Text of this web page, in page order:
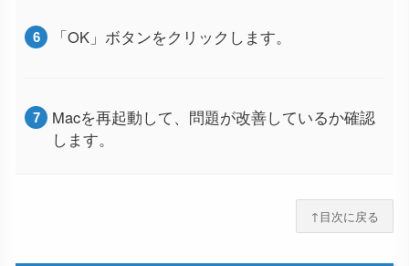
「OK」ボタンをクリックします。
Macを再起動して、問題が改善しているか確認
します。
↑目次に戻る